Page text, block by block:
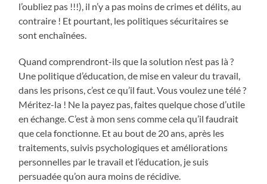
l’oubliez pas !!!), il n’y a pas moins de crimes et délits, au
contraire ! Et pourtant, les politiques sécuritaires se
sont enchaînées.
Quand comprendront-ils que la solution n’est pas là ?
Une politique d’éducation, de mise en valeur du travail,
dans les prisons, c’est ce qu’il faut. Vous voulez une télé ?
Méritez-la ! Ne la payez pas, faites quelque chose d’utile
en échange. C’est à mon sens comme cela qu’il faudrait
que cela fonctionne. Et au bout de 20 ans, après les
traitements, suivis psychologiques et améliorations
personnelles par le travail et l’éducation, je suis
persuadée qu’on aura moins de récidive.